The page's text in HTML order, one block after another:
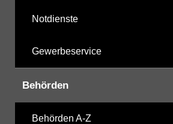
Notdienste
Gewerbeservice
Behörden
Behörden A-Z